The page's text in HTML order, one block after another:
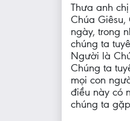
Thưa anh
Chúa
ngày, trong
chúng ta
Người là
Chúng ta
mọi con
điều này có
chúng ta